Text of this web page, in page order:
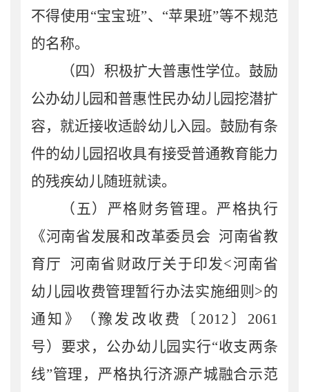
不得使用 “宝宝班”、“苹果班”等不规范
的名称。
（四）积极扩大普惠性学位。 鼓励
公办幼儿园和普惠性民办幼儿园挖潜扩
容，就近接收适龄幼儿入园。鼓励有条
件的幼儿园招收具有接受普通教育能力
的残疾幼儿随班就读。
（五）严格财务管理。 严格执行
《河南省发展和改革委员会 河南省教
育厅
河南省财政厅关于印发<河南省
幼儿园收费管理暂行办法实施细则 >的
通知 》 （豫发改收费〔 2012 〕 2061
号） 要求 ，公办幼儿园实行“收支两条
线”管理，严格执行济源产城融合示范